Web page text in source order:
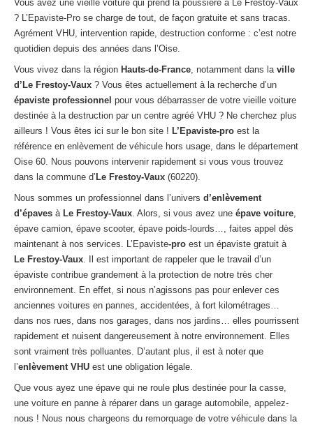
02– Aisne
Tousles secteurs
CENTREVHU AGRÉE
Centreagréé VHU Paris 75 : casse auto avec destruction
agréé VHU 77 : casse auto avec destruction
Centreagréé VHU 78 : casse auto avec destruction
Centreagréé VHU 91 : casse auto avec destruction
Centre agréé VHU 92 : casse auto avec destruction
Centreagréé VHU 93 : casse auto avec destruction
Centreagréé VHU 94 : casse auto avec destruction
Centreagréé VHU 95 : casse auto avec destruction
DOCUMENTSÀ JOINDRE
RACHATVÉHICULES
CONTACT
Vous avez une vieille voiture qui prend la poussière à Le Frestoy-Vaux
? L’Epaviste-Pro se charge de tout, de façon gratuite et sans tracas.
Agrément VHU, intervention rapide, destruction conforme : c’est notre
quotidien depuis des années dans l’Oise.
Vous vivez dans la région Hauts-de-France, notamment dans la ville
d’Le Frestoy-Vaux ? Vous êtes actuellement à la recherche d’un
épaviste professionnel pour vous débarrasser de votre vieille voiture
destinée à la destruction par un centre agréé VHU ? Ne cherchez plus
ailleurs ! Vous êtes ici sur le bon site ! L’Epaviste-pro est la
référence en enlèvement de véhicule hors usage, dans le département
Oise 60. Nous pouvons intervenir rapidement si vous vous trouvez
dans la commune d’ Le Frestoy-Vaux (60220).
Nous sommes un professionnel dans l’univers d’enlèvement
d’épaves à Le Frestoy-Vaux. Alors, si vous avez une épave voiture,
épave camion, épave scooter, épave poids-lourds…, faites appel dès
maintenant à nos services. L’Epaviste-pro est un épaviste gratuit à
Le Frestoy-Vaux. Il est important de rappeler que le travail d’un
épaviste contribue grandement à la protection de notre très cher
environnement. En effet, si nous n’agissons pas pour enlever ces
anciennes voitures en pannes, accidentées, à fort kilométrages…
dans nos rues, dans nos garages, dans nos jardins… elles pourrissent
rapidement et nuisent dangereusement à notre environnement. Elles
sont vraiment très polluantes. D’autant plus, il est à noter que
l’enlèvement VHU est une obligation légale.
Que vous ayez une épave qui ne roule plus destinée pour la casse,
une voiture en panne à réparer dans un garage automobile, appelez-
nous ! Nous nous chargeons du remorquage de votre véhicule dans la